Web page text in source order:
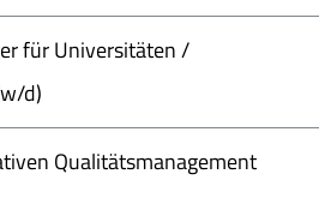
für Universitäten /
d)
Qualitätsmanagement